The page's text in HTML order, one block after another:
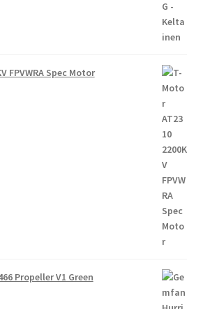
FPVWRA Spec Motor
Propeller V1 Green